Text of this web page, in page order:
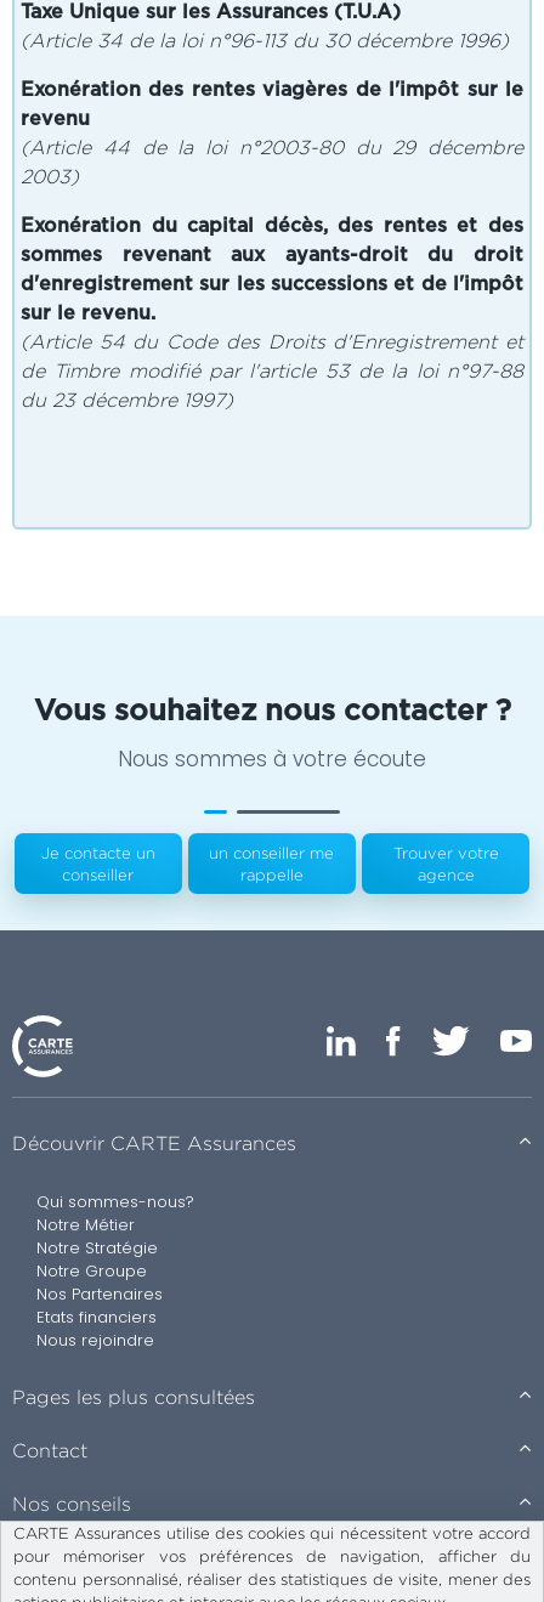
Taxe Unique sur les Assurances (T.U.A)
(Article 34 de la loi n°96-113 du 30 décembre 1996)
Exonération des rentes viagères de l'impôt sur le
revenu
(Article 44 de la loi n°2003-80 du 29 décembre
2003)
Exonération du capital décès, des rentes et des
sommes revenant aux ayants-droit du droit
d'enregistrement sur les successions et de l'impôt
sur le revenu.
(Article 54 du Code des Droits d'Enregistrement et
de Timbre modifié par l'article 53 de la loi n°97-88
du 23 décembre 1997)
Vous souhaitez nous contacter ?
Nous sommes à votre écoute
Je contacte un
conseiller
un conseiller me
rappelle
Trouver votre
agence
Découvrir CARTE Assurances
Qui sommes-nous?
Notre Métier
Notre Stratégie
Notre Groupe
Nos Partenaires
Etats financiers
Nous rejoindre
Pages les plus consultées
Contact
Nos conseils
Charte de protection des données
CARTE Assurances utilise des cookies qui nécessitent votre accord
pour mémoriser vos préférences de navigation, afficher du
contenu personnalisé, réaliser des statistiques de visite, mener des